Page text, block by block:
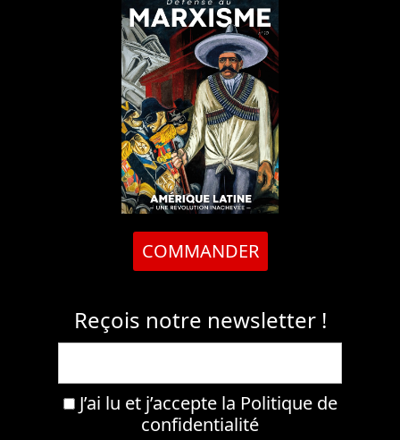
COMMANDER
Reçois notre newsletter !
J’ai lu et j’accepte la Politique de
confidentialité